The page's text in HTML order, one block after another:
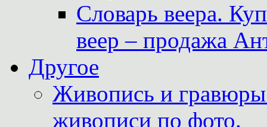
Словарь веера.
веер – продажа
Другое
Живопись и
живописи по фото.